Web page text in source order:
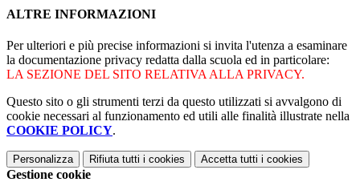
ALTRE INFORMAZIONI
Per ulteriori e più precise informazioni si invita l'utenza a esaminare
la documentazione privacy redatta dalla scuola ed in particolare:
LA SEZIONE DEL SITO RELATIVA ALLA PRIVACY.
Questo sito o gli strumenti terzi da questo utilizzati si avvalgono di
cookie necessari al funzionamento ed utili alle finalità illustrate nella
COOKIE POLICY.
Personalizza Rifiuta tutti i cookies Accetta tutti i cookies
Gestione cookie